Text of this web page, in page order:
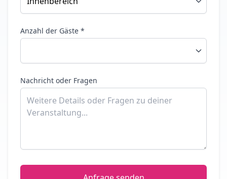
Anzahl der Gäste *
Nachricht oder Fragen